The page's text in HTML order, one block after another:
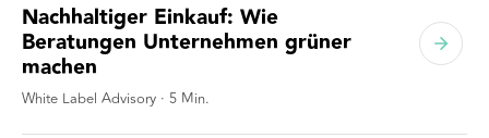
Nachhaltiger Einkauf: Wie
Beratungen Unternehmen grüner
machen
White Label Advisory · 5 Min.